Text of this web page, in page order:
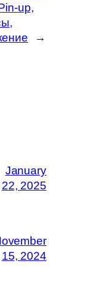
up,
→
January
22, 2025
15, 2024